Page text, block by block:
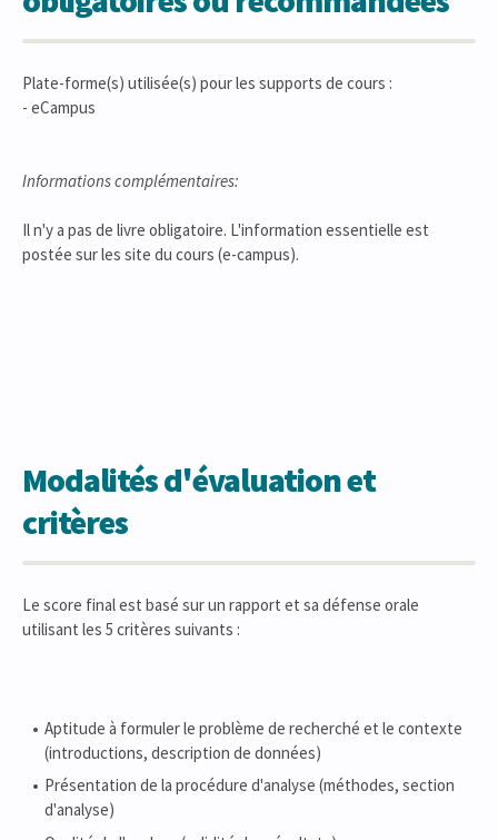
Plate-forme(s) utilisée(s) pour les supports de cours :
- eCampus
Informations complémentaires:
Il n'y a pas de livre obligatoire. L'information essentielle est
postée sur les site du cours (e-campus).
Modalités d'évaluation et
critères
Le score final est basé sur un rapport et sa défense orale
utilisant les 5 critères suivants :
Aptitude à formuler le problème de recherché et le contexte
(introductions, description de données)
Présentation de la procédure d'analyse (méthodes, section
d'analyse)